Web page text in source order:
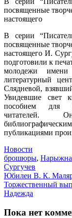
посвященные
настоящего
В серии
посвященные
настоящего И.
подготовили к
молодежи
литературный
Слядневой,
Увидевшие свет
пособием для
читателей.
публикациями
Новости
брошюры,
Сургучев
Юбилеи В. К.
Торжественный
Надежда
Пока нет